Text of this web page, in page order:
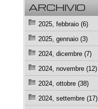
ARCHIVIO
2025, febbraio (6)
2025, gennaio (3)
2024, dicembre (7)
2024, novembre (12)
2024, ottobre (38)
2024, settembre (17)